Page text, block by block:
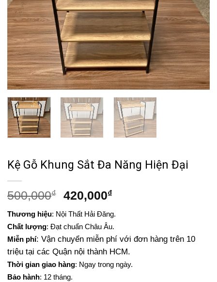
Kệ Gỗ Khung Sắt Đa Năng Hiện Đại
500,000₫
Giá
là:
500,000₫.
420,000₫Giá
tại
là:
420,000₫.
Thương hiệu: Nội Thất Hải Đăng.
Chất lượng: Đạt chuẩn Châu Âu.
Miễn phí: Vận chuyển miễn phí với đơn hàng trên 10
triệu tại các Quận nội thành HCM.
Thời gian giao hàng: Ngay trong ngày.
Bảo hành: 12 tháng.